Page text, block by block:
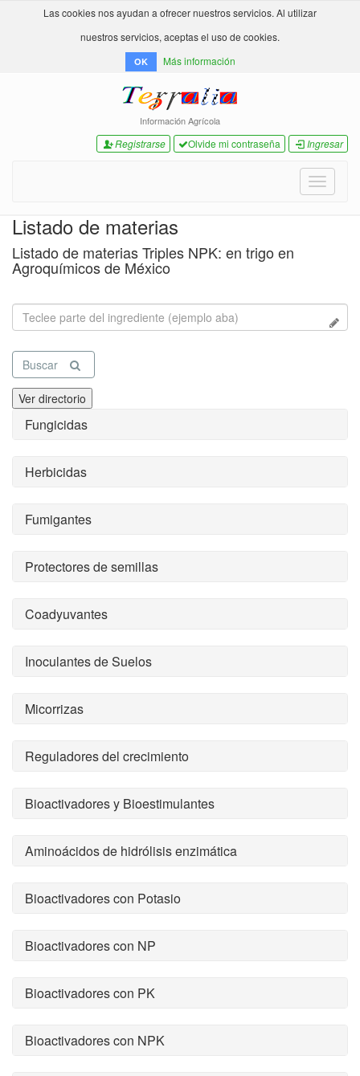
Las cookies nos ayudan a ofrecer nuestros servicios. Al utilizar
nuestros servicios, aceptas el uso de cookies.
OK Más información
Información Agrícola
Registrarse Olvide mi contraseña Ingresar
Toggle
Listado de materias
Listado de materias Triples NPK: en trigo en
Agroquímicos de México
Buscar
Ver directorio
Fungicidas
Herbicidas
Fumigantes
Protectores de semillas
Coadyuvantes
Inoculantes de Suelos
Micorrizas
Reguladores del crecimiento
Bioactivadores y Bioestimulantes
Aminoácidos de hidrólisis enzimática
Bioactivadores con Potasio
Bioactivadores con NP
Bioactivadores con PK
Bioactivadores con NPK